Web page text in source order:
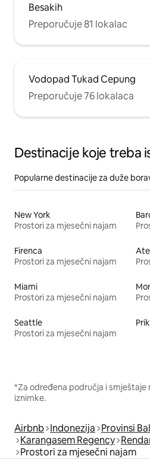
Besakih
Preporučuje 81 lokalac
Vodopad Tukad Cepung
Preporučuje 76 lokalaca
Destinacije koje treba
Popularne destinacije za duže
New York
Prostori za mjesečni najam
Firenca
Prostori za mjesečni najam
Miami
Prostori za mjesečni najam
Seattle
Prostori za mjesečni najam
*Za određena područja i smještaje
iznimke.
Airbnb Indonezija Provinsi
Karangasem Regency
Prostori za mjesečni najam